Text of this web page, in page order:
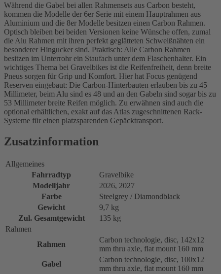
Während die Gabel bei allen Rahmensets aus Carbon besteht,
kommen die Modelle der 6er Serie mit einem Hauptrahmen aus
Aluminium und die 8er Modelle besitzen einen Carbon Rahmen.
Optisch bleiben bei beiden Versionen keine Wünsche offen, zumal
die Alu Rahmen mit ihren perfekt geglätteten Schweißnähten ein
besonderer Hingucker sind. Praktisch: Alle Carbon Rahmen
besitzen im Unterrohr ein Staufach unter dem Flaschenhalter. Ein
wichtiges Thema bei Gravelbikes ist die Reifenfreiheit, denn breite
Pneus sorgen für Grip und Komfort. Hier hat Focus genügend
Reserven eingebaut: Die Carbon-Hinterbauten erlauben bis zu 45
Millimeter, beim Alu sind es 48 und an den Gabeln sind sogar bis zu
53 Millimeter breite Reifen möglich. Zu erwähnen sind auch die
optional erhältlichen, exakt auf das Atlas zugeschnittenen Rack-
Systeme für einen platzsparenden Gepäcktransport.
Zusatzinformation
Allgemeines
Fahrradtyp
Gravelbike
Modelljahr
2026, 2027
Farbe
Steelgrey / Diamondblack
Gewicht
9,7 kg
Zul. Gesamtgewicht
135 kg
Rahmen
Rahmen
Carbon technologie, disc, 142x12
mm thru axle, flat mount 160 mm
Gabel
Carbon technologie, disc, 100x12
mm thru axle, flat mount 160 mm